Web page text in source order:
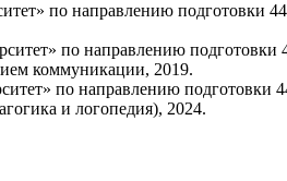
по направлению подготовки
по направлению подготовки
коммуникации, 2019.
по направлению подготовки
и логопедия), 2024.